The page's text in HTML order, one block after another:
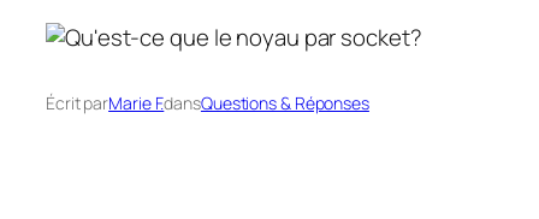
Écrit parMarie F.dansQuestions & Réponses